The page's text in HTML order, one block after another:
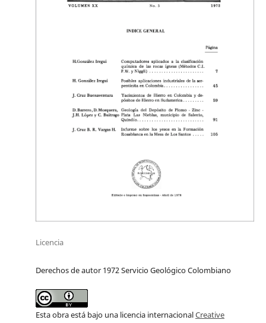
Licencia
Derechos de autor 1972 Servicio Geológico Colombiano
Esta obra está bajo una licencia internacionalCreative